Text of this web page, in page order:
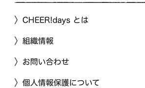
CHEER!days とは
組織情報
お問い合わせ
個人情報保護について